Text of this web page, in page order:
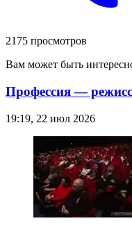
2175 просмотров
Вам может быть
Профессия —
19:19, 22 июл 2026